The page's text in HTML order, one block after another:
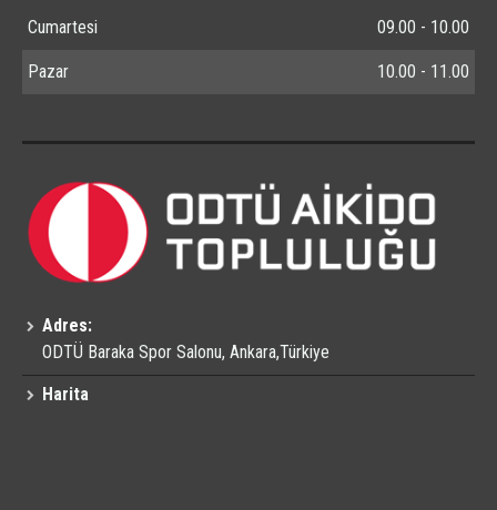
Cumartesi 09.00 - 10.00
Pazar 10.00 - 11.00
Adres:
ODTÜ Baraka Spor Salonu, Ankara,Türkiye
Harita